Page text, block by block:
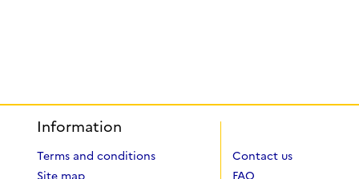
Information
Terms and conditions
Site map
Contact us
FAQ